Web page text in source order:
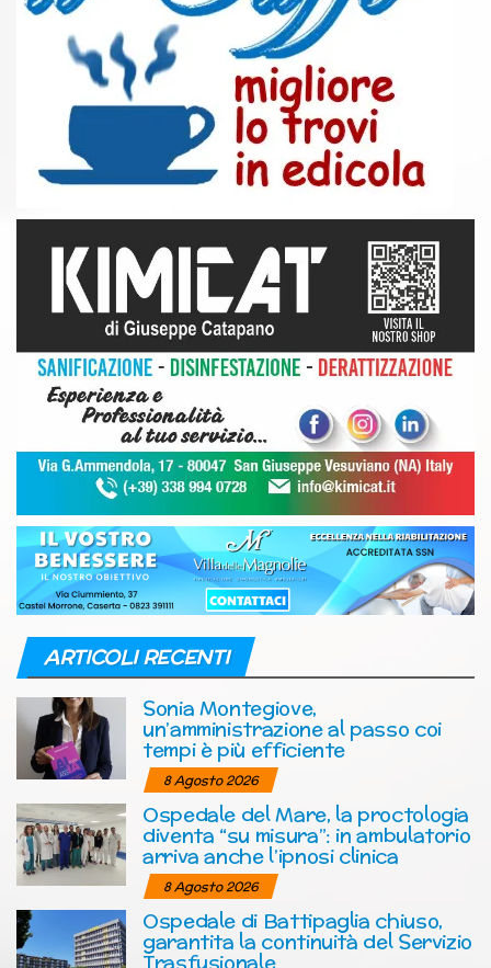
ARTICOLI RECENTI
Sonia Montegiove,
un’amministrazione al passo coi
tempi è più efficiente
8 Agosto 2026
Ospedale del Mare, la proctologia
diventa “su misura”: in ambulatorio
arriva anche l’ipnosi clinica
8 Agosto 2026
Ospedale di Battipaglia chiuso,
garantita la continuità del Servizio
Trasfusionale